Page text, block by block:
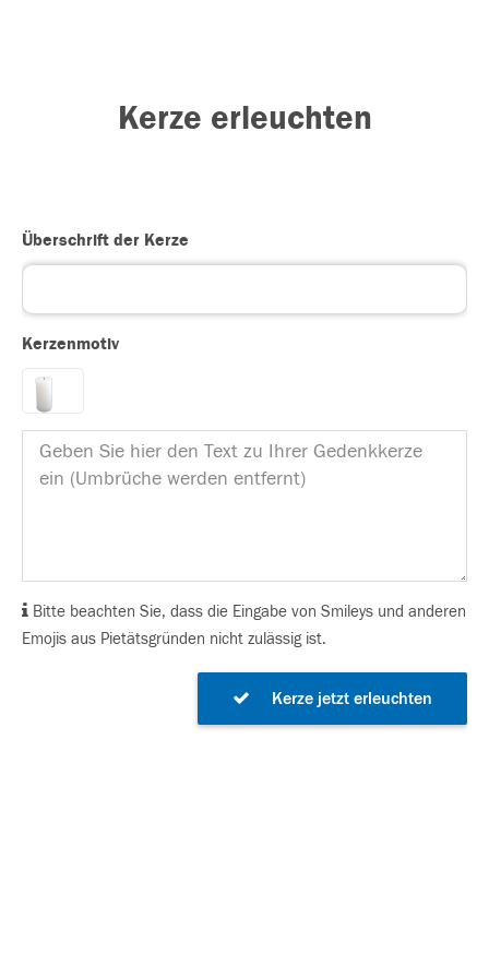
Kerze erleuchten
Überschrift der Kerze
Kerzenmotiv
Bitte beachten Sie, dass die Eingabe von Smileys und anderen
Emojis aus Pietätsgründen nicht zulässig ist.
Kerze jetzt erleuchten